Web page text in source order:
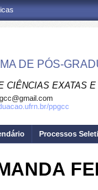
DE PÓS-
CIÊNCIAS EXATAS
ppgcc
Processos